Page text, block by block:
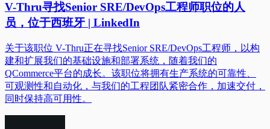
V-Thru寻找Senior SRE/DevOps工程师职位的人
员，位于西班牙 | LinkedIn
关于该职位 V-Thru正在寻找Senior SRE/DevOps工程师，以构
建和扩展我们的基础设施和部署系统，随着我们的
QCommerce平台的成长。该职位将拥有生产系统的可靠性、
可观测性和自动化，与我们的工程团队紧密合作，加速交付，
同时保持高可用性。